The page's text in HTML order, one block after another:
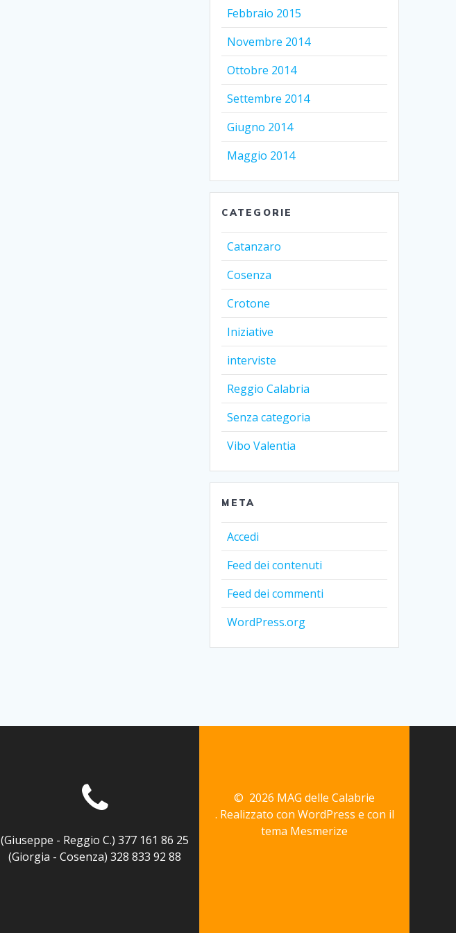
Febbraio 2015
Novembre 2014
Ottobre 2014
Settembre 2014
Giugno 2014
Maggio 2014
CATEGORIE
Catanzaro
Cosenza
Crotone
Iniziative
interviste
Reggio Calabria
Senza categoria
Vibo Valentia
META
Accedi
Feed dei contenuti
Feed dei commenti
WordPress.org
(Giuseppe - Reggio C.) 377 161 86 25
(Giorgia - Cosenza) 328 833 92 88
© 2026 MAG delle Calabrie
. Realizzato con WordPress e con il
tema Mesmerize